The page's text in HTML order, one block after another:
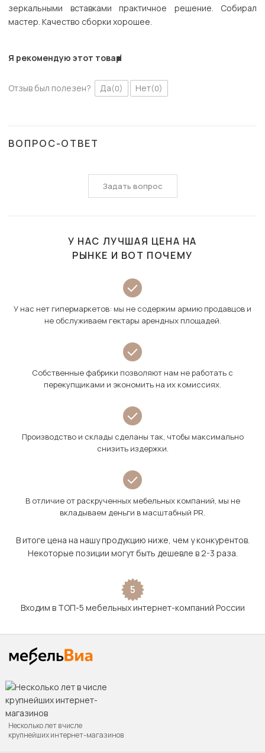
зеркальными вставками практичное решение. Собирал
мастер. Качество сборки хорошее.
Я рекомендую этот товар
Отзыв был полезен? Да(0) Нет(0)
ВОПРОС-ОТВЕТ
Задать вопрос
У НАС ЛУЧШАЯ ЦЕНА НА
РЫНКЕ И ВОТ ПОЧЕМУ
У нас нет гипермаркетов: мы не содержим армию продавцов и
не обслуживаем гектары арендных площадей.
Собственные фабрики позволяют нам не работать с
перекупщиками и экономить на их комиссиях.
Производство и склады сделаны так, чтобы максимально
снизить издержки.
В отличие от раскрученных мебельных компаний, мы не
вкладываем деньги в масштабный PR.
В итоге цена на нашу продукцию ниже, чем у конкурентов.
Некоторые позиции могут быть дешевле в 2-3 раза.
5
Входим в ТОП-5 мебельных интернет-компаний России
Несколько лет в числе
крупнейших интернет-магазинов